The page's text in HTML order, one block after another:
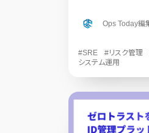
Ops Today編
#SRE #リスク管理
システム運用